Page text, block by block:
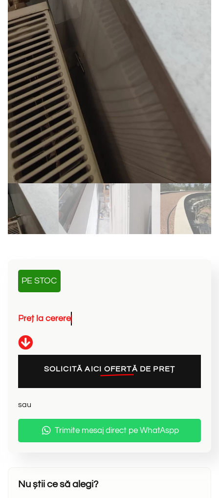
PE STOC
Preț la cerere
SOLICITĂ AICI OFERTĂ DE PREȚ
sau
Trimite mesaj direct pe WhatAspp
Nu știi ce să alegi?